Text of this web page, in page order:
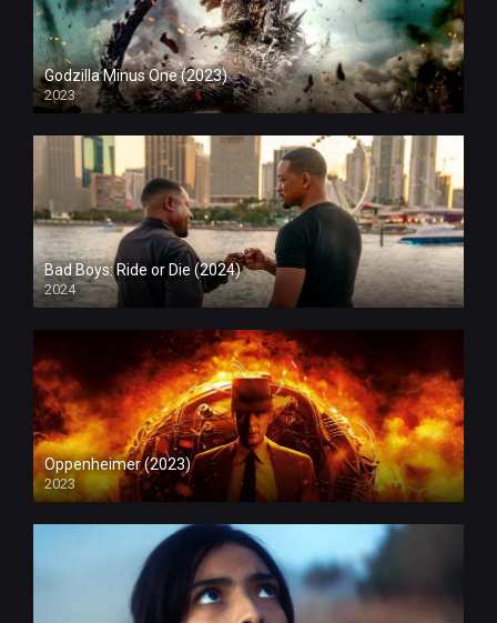
Godzilla Minus One (2023)
2023
Bad Boys: Ride or Die (2024)
2024
Oppenheimer (2023)
2023